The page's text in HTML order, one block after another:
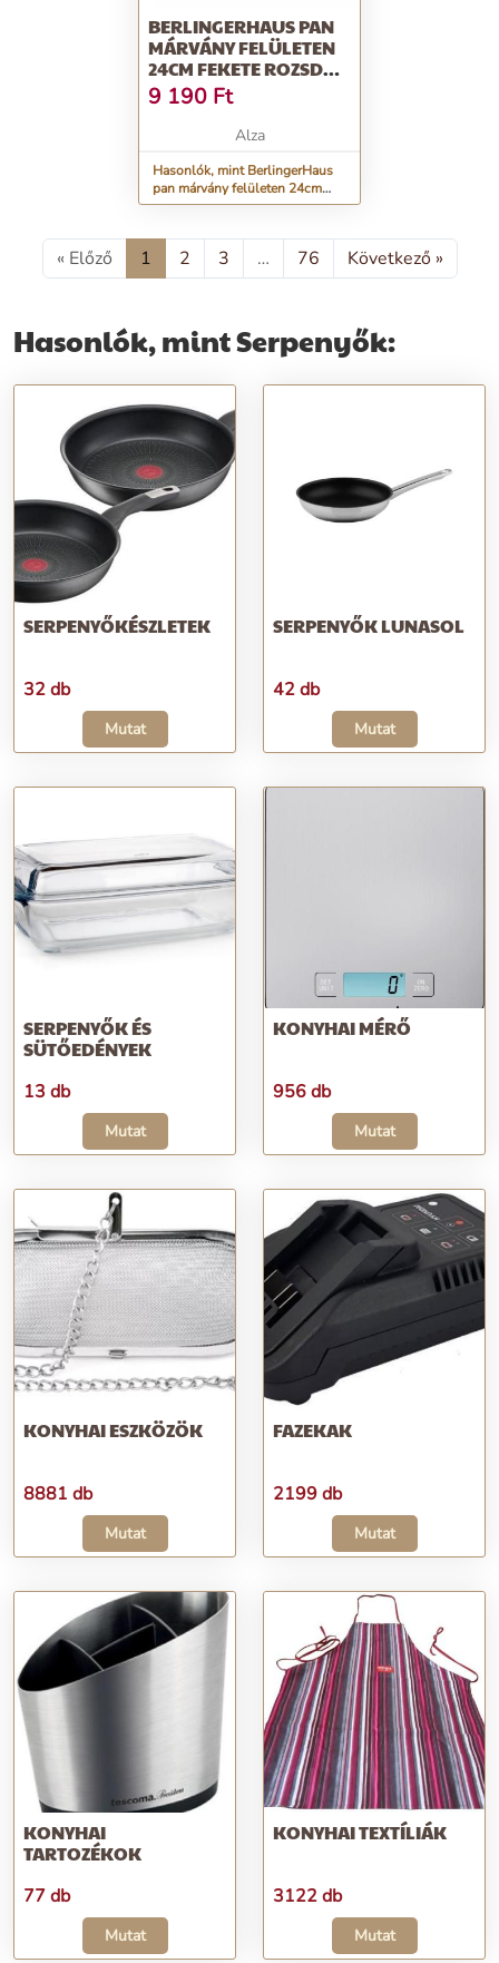
BERLINGERHAUS PAN
MÁRVÁNY FELÜLETEN
24CM FEKETE ROZSDÁS
KOLLEKCIÓ BH-1634
9 190 Ft
Alza
Hasonlók, mint BerlingerHaus
pan márvány felületen 24cm
fekete rozsdás kollekció BH-
« Előző 1 2 3 … 76 Következő »
Hasonlók, mint Serpenyők:
SERPENYŐKÉSZLETEK
32 db
Mutat
SERPENYŐK LUNASOL
42 db
Mutat
SERPENYŐK ÉS
SÜTŐEDÉNYEK
13 db
Mutat
KONYHAI MÉRŐ
956 db
Mutat
KONYHAI ESZKÖZÖK
8881 db
Mutat
FAZEKAK
2199 db
Mutat
KONYHAI
TARTOZÉKOK
77 db
Mutat
KONYHAI TEXTÍLIÁK
3122 db
Mutat